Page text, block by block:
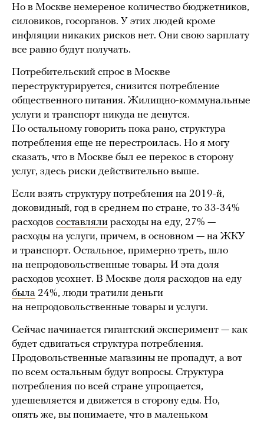
Но в Москве немереное количество бюджетников,
силовиков, госорганов. У этих людей кроме
инфляции никаких рисков нет. Они свою зарплату
все равно будут получать.
Потребительский спрос в Москве
переструктурируется, снизится потребление
общественного питания. Жилищно-коммунальные
услуги и транспорт никуда не денутся.
По остальному говорить пока рано, структура
потребления еще не перестроилась. Но я могу
сказать, что в Москве был ее перекос в сторону
услуг, здесь риски действительно выше.
Если взять структуру потребления на 2019-й,
доковидный, год в среднем по стране, то 33-34%
расходов составляли расходы на еду, 27% —
расходы на услуги, причем, в основном — на ЖКУ
и транспорт. Остальное, примерно треть, шло
на непродовольственные товары. И эта доля
расходов усохнет. В Москве доля расходов на еду
была 24%, люди тратили деньги
на непродовольственные товары и услуги.
Сейчас начинается гигантский эксперимент — как
будет сдвигаться структура потребления.
Продовольственные магазины не пропадут, а вот
по всем остальным будут вопросы. Структура
потребления по всей стране упрощается,
удешевляется и движется в сторону еды. Но,
опять же, вы понимаете, что в маленьком